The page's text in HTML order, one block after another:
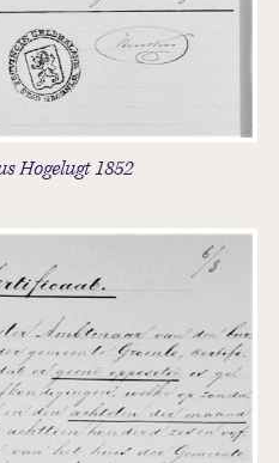
Hogelugt 1852